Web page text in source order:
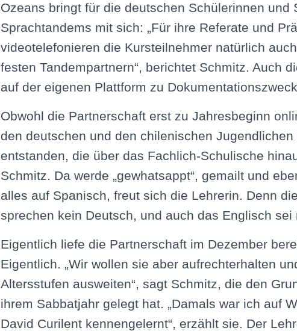
Ozeans bringt für die deutschen Schülerinnen und
Sprachtandems mit sich: „Für ihre Referate und
videotelefonieren die Kursteilnehmer natürlich
festen Tandempartnern“, berichtet Schmitz. Auch
auf der eigenen Plattform zu
Obwohl die Partnerschaft erst zu Jahresbeginn
den deutschen und den chilenischen
entstanden, die über das Fachlich-Schulische
Schmitz. Da werde „gewhatsappt“, gemailt und
alles auf Spanisch, freut sich die Lehrerin. Denn
sprechen kein Deutsch, und auch das Englisch sei
Eigentlich liefe die Partnerschaft im Dezember
Eigentlich. „Wir wollen sie aber aufrechterhalten
Altersstufen ausweiten“, sagt Schmitz, die den
ihrem Sabbatjahr gelegt hat. „Damals war ich auf
David Curilent kennengelernt“, erzählt sie. Der